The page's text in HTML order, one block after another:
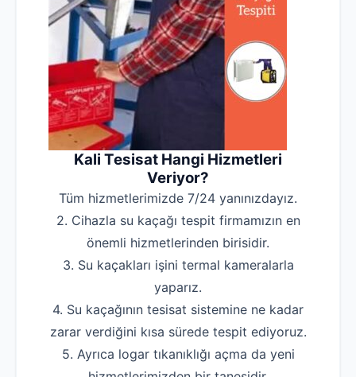
Kali Tesisat Hangi Hizmetleri
Veriyor?
Tüm hizmetlerimizde 7/24 yanınızdayız.
2. Cihazla su kaçağı tespit firmamızın en
önemli hizmetlerinden birisidir.
3. Su kaçakları işini termal kameralarla
yaparız.
4. Su kaçağının tesisat sistemine ne kadar
zarar verdiğini kısa sürede tespit ediyoruz.
5. Ayrıca logar tıkanıklığı açma da yeni